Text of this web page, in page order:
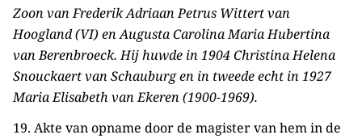
Zoon van Frederik Adriaan Petrus Wittert van
Hoogland (VI) en Augusta Carolina Maria Hubertina
van Berenbroeck. Hij huwde in 1904 Christina Helena
Snouckaert van Schauburg en in tweede echt in 1927
Maria Elisabeth van Ekeren (1900-1969).
19. Akte van opname door de magister van hem in de